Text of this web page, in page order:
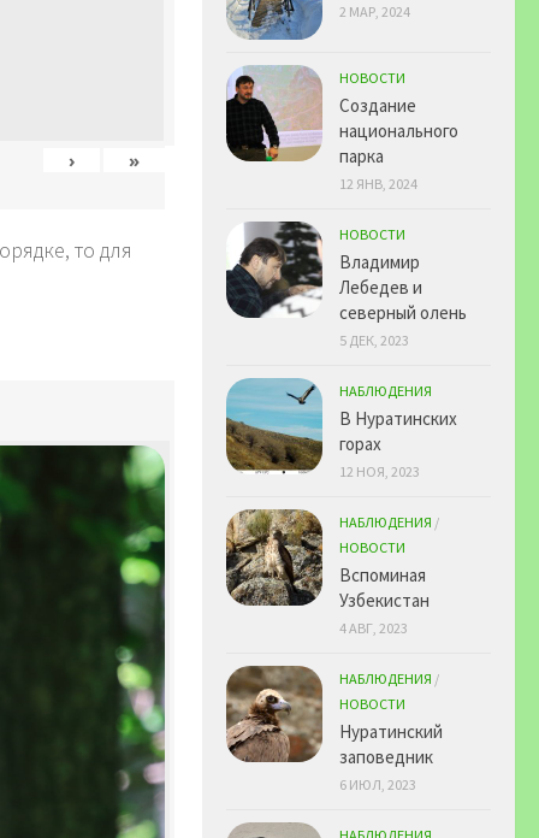
› »
то для
2 МАР, 2024
НОВОСТИ
Создание
национального
парка
12 ЯНВ, 2024
НОВОСТИ
Владимир
Лебедев и
северный олень
5 ДЕК, 2023
НАБЛЮДЕНИЯ
В Нуратинских
горах
12 НОЯ, 2023
НАБЛЮДЕНИЯ /
НОВОСТИ
Вспоминая
Узбекистан
4 АВГ, 2023
НАБЛЮДЕНИЯ /
НОВОСТИ
Нуратинский
заповедник
6 ИЮЛ, 2023